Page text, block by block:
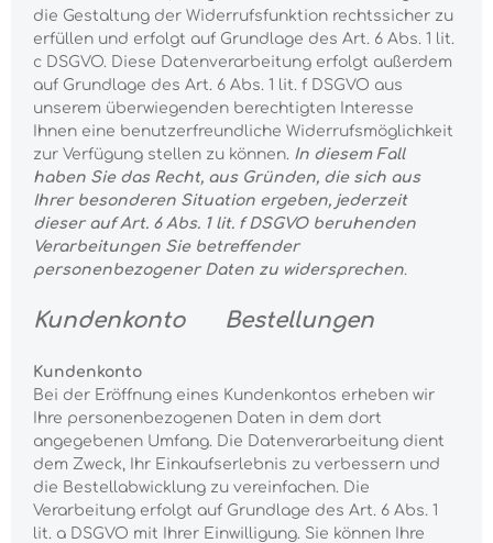
die Gestaltung der Widerrufsfunktion rechtssicher zu
erfüllen und erfolgt auf Grundlage des Art. 6 Abs. 1 lit.
c DSGVO. Diese Datenverarbeitung erfolgt außerdem
auf Grundlage des Art. 6 Abs. 1 lit. f DSGVO aus
unserem überwiegenden berechtigten Interesse
Ihnen eine benutzerfreundliche Widerrufsmöglichkeit
zur Verfügung stellen zu können. In diesem Fall
haben Sie das Recht, aus Gründen, die sich aus
Ihrer besonderen Situation ergeben, jederzeit
dieser auf Art. 6 Abs. 1 lit. f DSGVO beruhenden
Verarbeitungen Sie betreffender
personenbezogener Daten zu widersprechen.
Kundenkonto Bestellungen
Kundenkonto
Bei der Eröffnung eines Kundenkontos erheben wir
Ihre personenbezogenen Daten in dem dort
angegebenen Umfang. Die Datenverarbeitung dient
dem Zweck, Ihr Einkaufserlebnis zu verbessern und
die Bestellabwicklung zu vereinfachen. Die
Verarbeitung erfolgt auf Grundlage des Art. 6 Abs. 1
lit. a DSGVO mit Ihrer Einwilligung. Sie können Ihre